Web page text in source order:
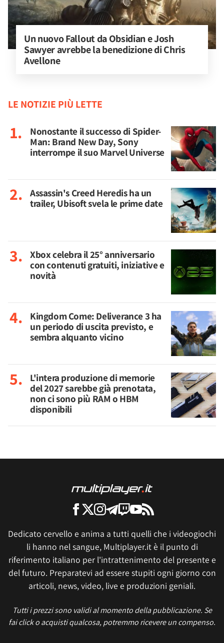
Un nuovo Fallout da Obsidian e Josh
Sawyer avrebbe la benedizione di Chris
Avellone
LE NOTIZIE PIÙ LETTE
Nonostante il successo di Spider-
Man: Brand New Day, Sony
interrompe il suo Marvel Universe
Assassin's Creed Heredis ha un
trailer, Ubisoft svela le prime date
Xbox celebra il 25° anniversario
con contenuti gratuiti, iniziative e
novità
Kingdom Come: Deliverance 3 ha
un periodo di uscita previsto, e
sembra alquanto vicino
L'intera produzione di memorie
del 2027 sarebbe già prenotata,
non ci sono più RAM o HBM
disponibili
Dedicato cervello e anima a tutti quelli che i videogiochi
li hanno nel sangue, Multiplayer.it è il punto di
riferimento italiano per l'intrattenimento del presente e
del futuro. Preparatevi ad essere stupiti ogni giorno con
articoli, news, video, live e produzioni geniali.
Tutti i prezzi sono validi al momento della pubblicazione. Se
fai click o acquisti qualcosa, potremmo ricevere un compenso.